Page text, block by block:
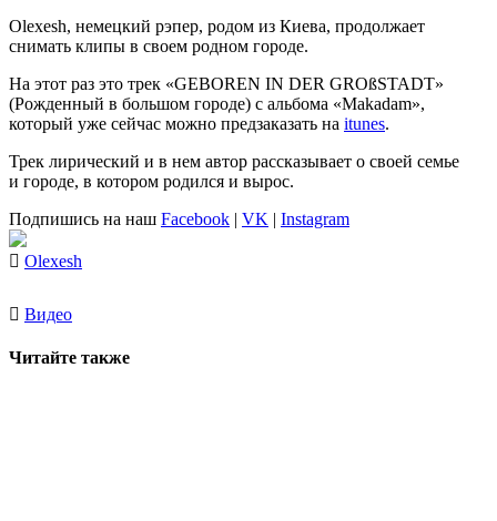
Olexesh, немецкий рэпер, родом из Киева, продолжает
снимать клипы в своем родном городе.
На этот раз это трек «GEBOREN IN DER GROßSTADT»
(Рожденный в большом городе) с альбома «Makadam»,
который уже сейчас можно предзаказать на itunes.
Трек лирический и в нем автор рассказывает о своей семье
и городе, в котором родился и вырос.
Подпишись на наш Facebook | VK | Instagram
Olexesh
Видео
Читайте также